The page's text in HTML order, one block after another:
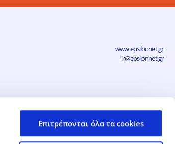
Επιτρέπονται όλα τα cookies
www.epsilonnet.gr
ir@epsilonnet.gr
Δήλωση Απορρήτου και Προστασίας